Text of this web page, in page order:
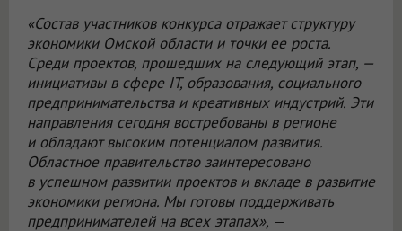
«Состав участников конкурса отражает структуру
экономики Омской области и точки ее роста.
Среди проектов, прошедших на следующий этап, —
инициативы в сфере IT, образования, социального
предпринимательства и креативных индустрий. Эти
направления сегодня востребованы в регионе
и обладают высоким потенциалом развития.
Областное правительство заинтересовано
в успешном развитии проектов и вкладе в развитие
экономики региона. Мы готовы поддерживать
предпринимателей на всех этапах», —